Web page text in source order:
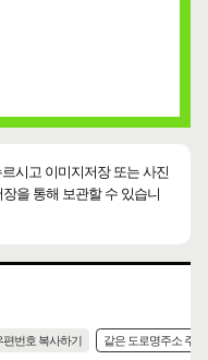
시고 이미지저장 또는 사진
을 통해 보관할 수 있습니
편번호 복사하기
같은 도로명주소 주